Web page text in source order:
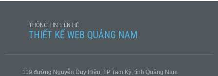
THÔNG TIN LIÊN HỆ
THIẾT KẾ WEB QUẢNG NAM
119 đường Nguyễn Duy Hiệu, TP Tam Kỳ, tỉnh Quảng Nam